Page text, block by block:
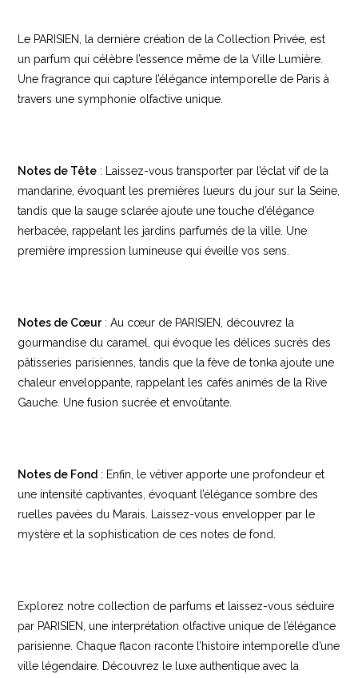
Le PARISIEN, la dernière création de la Collection Privée, est
un parfum qui célèbre l’essence même de la Ville Lumière.
Une fragrance qui capture l’élégance intemporelle de Paris à
travers une symphonie olfactive unique.
Notes de Tête : Laissez-vous transporter par l’éclat vif de la
mandarine, évoquant les premières lueurs du jour sur la Seine,
tandis que la sauge sclarée ajoute une touche d’élégance
herbacée, rappelant les jardins parfumés de la ville. Une
première impression lumineuse qui éveille vos sens.
Notes de Cœur: Au cœur de PARISIEN, découvrez la
gourmandise du caramel, qui évoque les délices sucrés des
pâtisseries parisiennes, tandis que la fève de tonka ajoute une
chaleur enveloppante, rappelant les cafés animés de la Rive
Gauche. Une fusion sucrée et envoûtante.
Notes de Fond : Enfin, le vétiver apporte une profondeur et
une intensité captivantes, évoquant l’élégance sombre des
ruelles pavées du Marais. Laissez-vous envelopper par le
mystère et la sophistication de ces notes de fond.
Explorez notre collection de parfums et laissez-vous séduire
par PARISIEN, une interprétation olfactive unique de l’élégance
parisienne. Chaque flacon raconte l’histoire intemporelle d’une
ville légendaire. Découvrez le luxe authentique avec la